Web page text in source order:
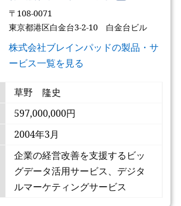
〒108-0071
東京都港区白金台3-2-10 白金台ビル
株式会社ブレインパッドの製品・サ
ービス一覧を見る
草野 隆史
597,000,000円
2004年3月
企業の経営改善を支援するビッ
グデータ活用サービス、デジタ
ルマーケティングサービス